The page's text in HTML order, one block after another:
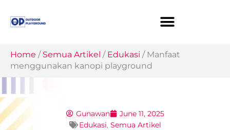
content
Home / Semua Artikel / Edukasi / Manfaat
menggunakan kanopi playground
Gunawan
June 11, 2025
Edukasi, Semua Artikel